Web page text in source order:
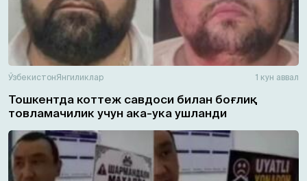
ЎзбекистонЯнгиликлар 1 кун аввал
Тошкентда коттеж савдоси билан боғлиқ
товламачилик учун ака-ука ушланди